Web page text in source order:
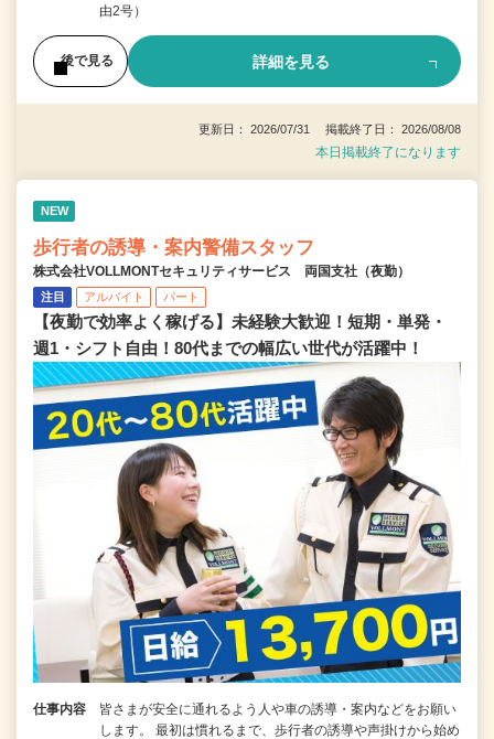
由2号）
後で見る 詳細を見る
更新日： 2026/07/31 掲載終了日： 2026/08/08
本日掲載終了になります
NEW
歩行者の誘導・案内警備スタッフ
株式会社VOLLMONTセキュリティサービス 両国支社（夜勤）
注目 アルバイト パート
【夜勤で効率よく稼げる】未経験大歓迎！短期・単発・
週1・シフト自由！80代までの幅広い世代が活躍中！
仕事内容
皆さまが安全に通れるよう人や車の誘導・案内などをお願い
します。 最初は慣れるまで、歩行者の誘導や声掛けから始め